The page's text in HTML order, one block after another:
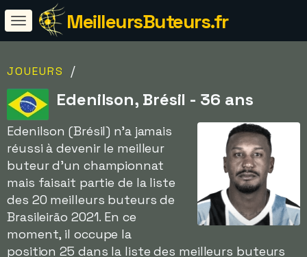
MeilleursButeurs.fr
JOUEURS /
Edenilson, Brésil - 36 ans
Edenilson (Brésil) n'a jamais
réussi à devenir le meilleur
buteur d'un championnat
mais faisait partie de la liste
des 20 meilleurs buteurs de
Brasileirão 2021. En ce
moment, il occupe la
position 25 dans la liste des meilleurs buteurs